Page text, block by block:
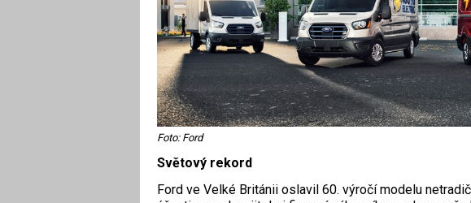
Foto: Ford
Světový rekord
Ford ve Velké Británii oslavil 60. výročí modelu